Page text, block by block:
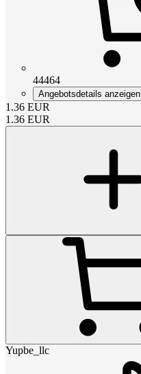
44464
Angebotsdetails anzeigen
1.36 EUR
1.36 EUR
Yupbe_llc